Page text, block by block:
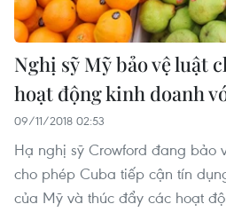
Nghị sỹ Mỹ bảo vệ luật
hoạt động kinh doanh
09/11/2018 02:53
Hạ nghị sỹ Crowford đang bảo
cho phép Cuba tiếp cận tín
của Mỹ và thúc đẩy các hoạt